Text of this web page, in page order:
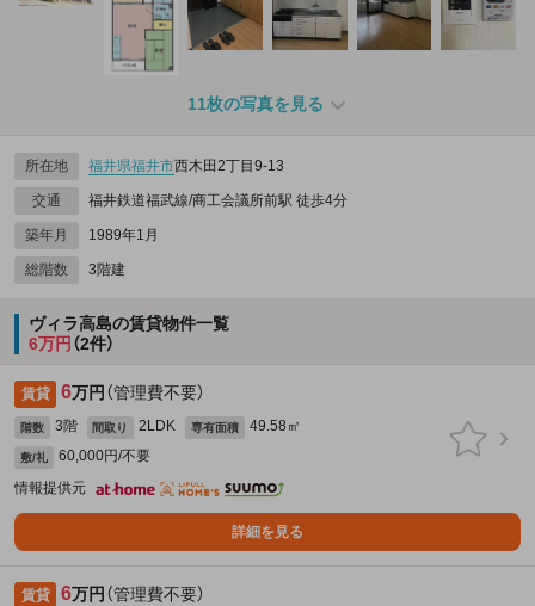
11枚の写真を見る
所在地 福井県福井市西木田2丁目9-13
交通 福井鉄道福武線/商工会議所前駅 徒歩4分
築年月 1989年1月
総階数 3階建
ヴィラ高島の賃貸物件一覧
6万円 （2件）
賃貸 6万円 （管理費不要）
階数 3階 間取り 2LDK 専有面積 49.58㎡
敷/礼
60,000円/不要
情報提供元
詳細を見る
賃貸 6万円 （管理費不要）